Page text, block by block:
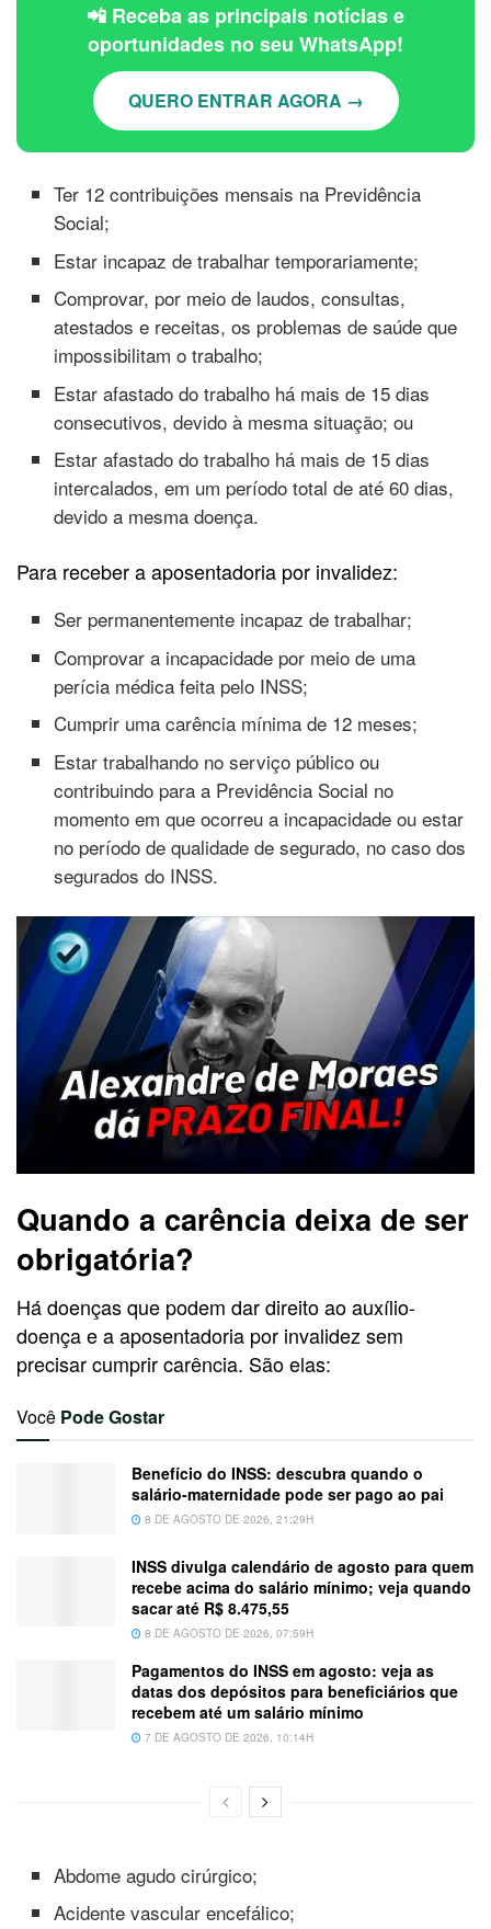
📲 Receba as principais notícias e
oportunidades no seu WhatsApp!
QUERO ENTRAR AGORA →
Ter 12 contribuições mensais na Previdência
Social;
Estar incapaz de trabalhar temporariamente;
Comprovar, por meio de laudos, consultas,
atestados e receitas, os problemas de saúde que
impossibilitam o trabalho;
Estar afastado do trabalho há mais de 15 dias
consecutivos, devido à mesma situação; ou
Estar afastado do trabalho há mais de 15 dias
intercalados, em um período total de até 60 dias,
devido a mesma doença.
Para receber a aposentadoria por invalidez:
Ser permanentemente incapaz de trabalhar;
Comprovar a incapacidade por meio de uma
perícia médica feita pelo INSS;
Cumprir uma carência mínima de 12 meses;
Estar trabalhando no serviço público ou
contribuindo para a Previdência Social no
momento em que ocorreu a incapacidade ou estar
no período de qualidade de segurado, no caso dos
segurados do INSS.
Quando a carência deixa de ser
obrigatória?
Há doenças que podem dar direito ao auxílio-
doença e a aposentadoria por invalidez sem
precisar cumprir carência. São elas:
Você Pode Gostar
Benefício do INSS: descubra quando o
salário-maternidade pode ser pago ao pai
8 DE AGOSTO DE 2026, 21:29H
INSS divulga calendário de agosto para quem
recebe acima do salário mínimo; veja quando
sacar até R$ 8.475,55
8 DE AGOSTO DE 2026, 07:59H
Pagamentos do INSS em agosto: veja as
datas dos depósitos para beneficiários que
recebem até um salário mínimo
7 DE AGOSTO DE 2026, 10:14H
Abdome agudo cirúrgico;
Acidente vascular encefálico;